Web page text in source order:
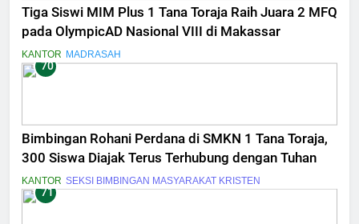
Tiga Siswi MIM Plus 1 Tana Toraja Raih Juara 2 MFQ
pada OlympicAD Nasional VIII di Makassar
KANTOR MADRASAH
70
Bimbingan Rohani Perdana di SMKN 1 Tana Toraja,
300 Siswa Diajak Terus Terhubung dengan Tuhan
KANTOR SEKSI BIMBINGAN MASYARAKAT KRISTEN
71